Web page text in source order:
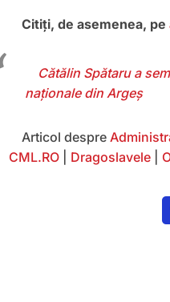
Citiţi, de asemenea, pe
Cătălin Spătaru a
naționale din Argeș
Articol despre
CML.RO
Dragoslavele